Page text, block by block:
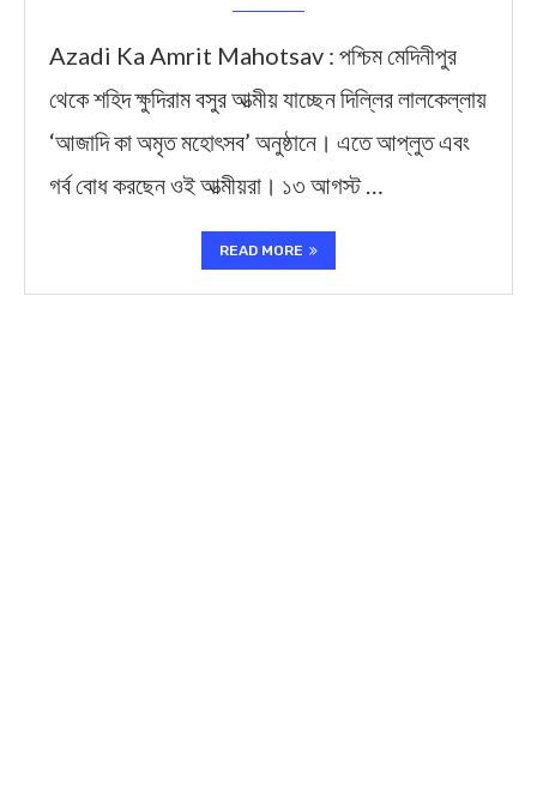
Azadi Ka Amrit Mahotsav : পশ্চিম মেদিনীপুর
থেকে শহিদ ক্ষুদিরাম বসুর আত্মীয় যাচ্ছেন দিল্লির লালকেল্লায়
‘আজাদি কা অমৃত মহোৎসব’ অনুষ্ঠানে। এতে আপ্লুত এবং
গর্ব বোধ করছেন ওই আত্মীয়রা। ১৩ আগস্ট …
READ MORE